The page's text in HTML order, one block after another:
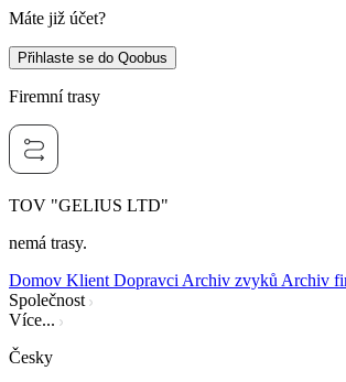
Máte již účet?
Přihlaste se do Qoobus
Firemní trasy
TOV "GELIUS LTD"
nemá trasy.
Domov Klient Dopravci Archiv zvyků Archiv
Společnost
Více...
Česky